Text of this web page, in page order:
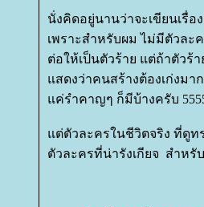
นั่งคิดอยู่นานว่าจะเขียนเรื่อ
เพราะสำหรับผม ไม่มีตัวละ
ต่อให้เป็นตัวร้าย แต่ถ้าตัวร้
สดงว่าคนสร้างต้องเก่งมา
ค่รำคาญๆ ก็มีบ้างครับ
ต่ตัวละครในชีวิตจริง ที่ดูท
ตัวละครที่น่ารังเกียจ สำหรับ